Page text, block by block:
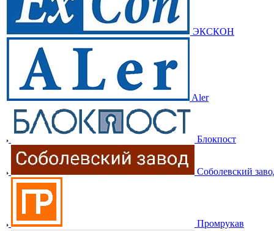
ЭКСКОН
Aler
Блокпост
Соболевский
Промрукав